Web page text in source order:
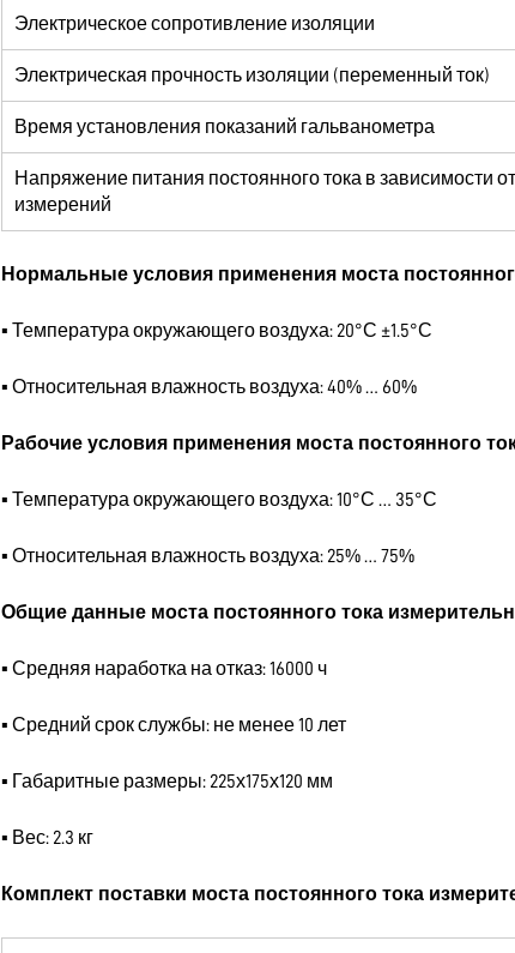
Электрическое сопротивление изоляции
Электрическая прочность изоляции (переменный ток)
Время установления показаний гальванометра
Напряжение питания постоянного тока в зависимости
измерений
Нормальные условия применения моста
▪ Температура окружающего воздуха: 20°С ±1.5°С
▪ Относительная влажность воздуха: 40% … 60%
Рабочие условия применения моста постоянного
▪ Температура окружающего воздуха: 10°С … 35°С
▪ Относительная влажность воздуха: 25% … 75%
Общие данные моста постоянного тока
▪ Средняя наработка на отказ: 16000 ч
▪ Средний срок службы: не менее 10 лет
▪ Габаритные размеры: 225х175х120 мм
▪ Вес: 2.3 кг
Комплект поставки моста постоянного тока